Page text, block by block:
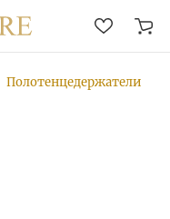
Полотенцедержатели